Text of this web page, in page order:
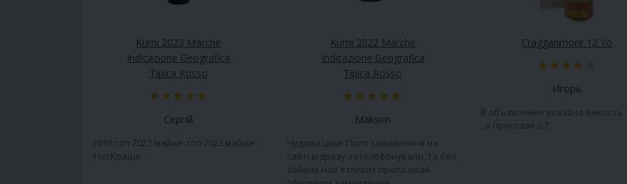
Kurni 2023 Marche
Indicazione Geografica
Tipica Rosso
Сергій
2019 топ 2022 майже топ 2023 майже
топ Краще ..
Kurni 2022 Marche
Indicazione Geografica
Tipica Rosso
Maksim
Чудова ціна! Після замовлення на
сайті відразу зателефонували ,та без
зайвих,нав'язлевих пропозицій
Cragganmore 12 Yo
Игорь
В объявлении указана ёмкость
, а прислали 0.7..